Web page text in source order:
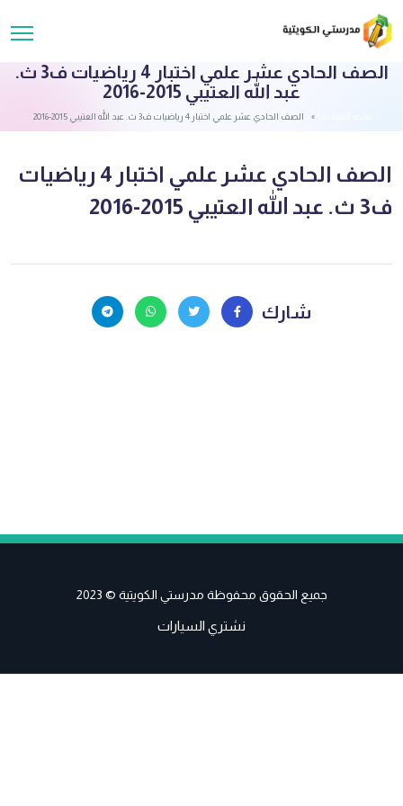
الصف الحادي عشر علمي اختبار 4 رياضيات ف3 ث.
عبد الله العتيبي 2015-2016
الصف الحادي عشر علمي اختبار 4 رياضيات ف3 ث. عبد الله العتيبي 2015-2016
الصف الحادي عشر علمي اختبار 4 رياضيات
ف3 ث. عبد الله العتيبي 2015-2016
شارك
جميع الحقوق محفوظة مدرستي الكويتية © 2023
نشتري السيارات